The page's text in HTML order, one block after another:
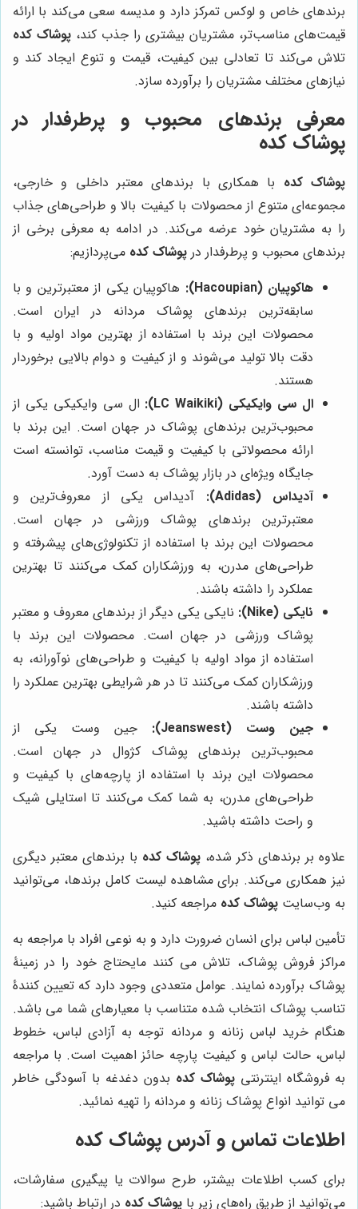
برندهای خاص و لوکس تمرکز دارد و مدیسه سعی می‌کند با ارائه
قیمت‌های مناسب‌تر، مشتریان بیشتری را جذب کند، پوشاک کده
تلاش می‌کند تا تعادلی بین کیفیت، قیمت و تنوع ایجاد کند و
نیازهای مختلف مشتریان را برآورده سازد.
معرفی برندهای محبوب و پرطرفدار در
پوشاک کده
پوشاک کده با همکاری با برندهای معتبر داخلی و خارجی،
مجموعه‌ای متنوع از محصولات با کیفیت بالا و طراحی‌های جذاب
را به مشتریان خود عرضه می‌کند. در ادامه به معرفی برخی از
برندهای محبوب و پرطرفدار در پوشاک کده می‌پردازیم:
هاکوپیان (Hacoupian):
هاکوپیان یکی از معتبرترین و با
سابقه‌ترین برندهای پوشاک مردانه در ایران است.
محصولات این برند با استفاده از بهترین مواد اولیه و با
دقت بالا تولید می‌شوند و از کیفیت و دوام بالایی برخوردار
هستند.
ال سی وایکیکی (LC Waikiki):
ال سی وایکیکی یکی از
محبوب‌ترین برندهای پوشاک در جهان است. این برند با
ارائه محصولاتی با کیفیت و قیمت مناسب، توانسته است
جایگاه ویژه‌ای در بازار پوشاک به دست آورد.
آدیداس (Adidas):
آدیداس یکی از معروف‌ترین و
معتبرترین برندهای پوشاک ورزشی در جهان است.
محصولات این برند با استفاده از تکنولوژی‌های پیشرفته و
طراحی‌های مدرن، به ورزشکاران کمک می‌کنند تا بهترین
عملکرد را داشته باشند.
نایکی (Nike):
نایکی یکی دیگر از برندهای معروف و معتبر
پوشاک ورزشی در جهان است. محصولات این برند با
استفاده از مواد اولیه با کیفیت و طراحی‌های نوآورانه، به
ورزشکاران کمک می‌کنند تا در هر شرایطی بهترین عملکرد را
داشته باشند.
جین وست (Jeanswest):
جین وست یکی از
محبوب‌ترین برندهای پوشاک کژوال در جهان است.
محصولات این برند با استفاده از پارچه‌های با کیفیت و
طراحی‌های مدرن، به شما کمک می‌کنند تا استایلی شیک
و راحت داشته باشید.
علاوه بر برندهای ذکر شده، پوشاک کده با برندهای معتبر دیگری
نیز همکاری می‌کند. برای مشاهده لیست کامل برندها، می‌توانید
به وب‌سایت پوشاک کده مراجعه کنید.
تأمین لباس برای انسان ضرورت دارد و به نوعی افراد با مراجعه به
مراکز فروش پوشاک، تلاش می کنند مایحتاج خود را در زمینۀ
پوشاک برآورده نمایند. عوامل متعددی وجود دارد که تعیین کنندۀ
تناسب پوشاک انتخاب شده متناسب با معیارهای شما می باشد.
هنگام خرید لباس زنانه و مردانه توجه به آزادی لباس، خطوط
لباس، حالت لباس و کیفیت پارچه حائز اهمیت است. با مراجعه
به فروشگاه اینترنتی پوشاک کده بدون دغدغه با آسودگی خاطر
می توانید انواع پوشاک زنانه و مردانه را تهیه نمائید.
اطلاعات تماس و آدرس پوشاک کده
برای کسب اطلاعات بیشتر، طرح سوالات یا پیگیری سفارشات،
می‌توانید از طریق راه‌های زیر با پوشاک کده در ارتباط باشید: